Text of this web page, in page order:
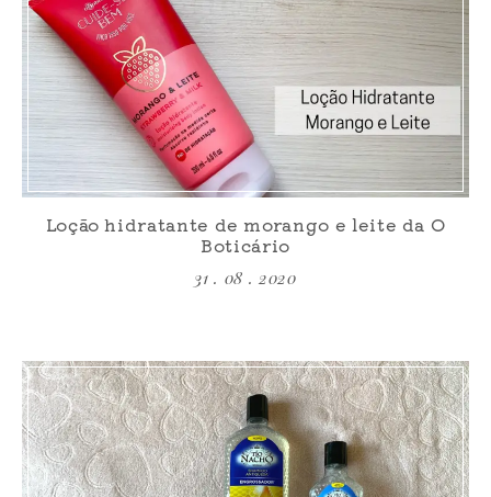
Loção hidratante de morango e leite da O
Boticário
31 . 08 . 2020